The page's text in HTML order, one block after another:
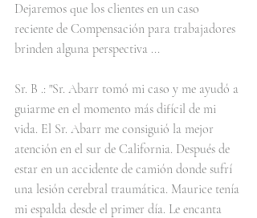
Dejaremos que los clientes en un caso
reciente de Compensación para trabajadores
brinden alguna perspectiva ...
Sr. B .: "Sr. Abarr tomó mi caso y me ayudó a
guiarme en el momento más difícil de mi
vida. El Sr. Abarr me consiguió la mejor
atención en el sur de California. Después de
estar en un accidente de camión donde sufrí
una lesión cerebral traumática. Maurice tenía
mi espalda desde el primer día. Le encanta